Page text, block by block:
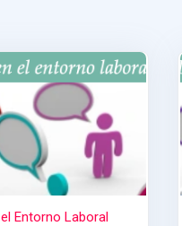
Entorno Laboral (Cabildo GC)
Entorno Laboral